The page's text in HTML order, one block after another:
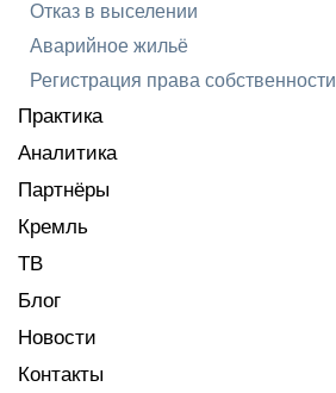
Отказ в выселении
Аварийное жильё
Регистрация права собственности
Практика
Аналитика
Партнёры
Кремль
ТВ
Блог
Новости
Контакты